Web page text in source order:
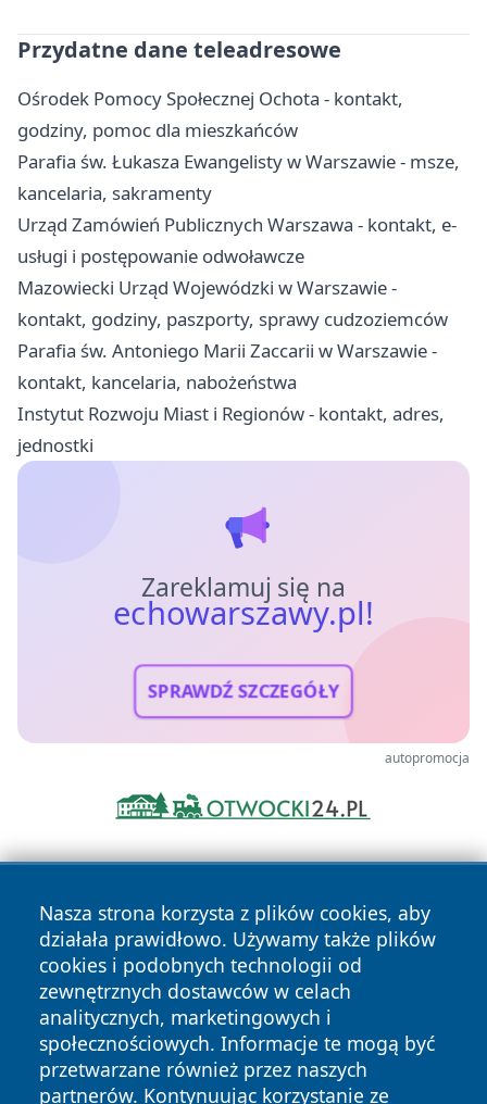
Przydatne dane teleadresowe
Ośrodek Pomocy Społecznej Ochota - kontakt,
godziny, pomoc dla mieszkańców
Parafia św. Łukasza Ewangelisty w Warszawie - msze,
kancelaria, sakramenty
Urząd Zamówień Publicznych Warszawa - kontakt, e-
usługi i postępowanie odwoławcze
Mazowiecki Urząd Wojewódzki w Warszawie -
kontakt, godziny, paszporty, sprawy cudzoziemców
Parafia św. Antoniego Marii Zaccarii w Warszawie -
kontakt, kancelaria, nabożeństwa
Instytut Rozwoju Miast i Regionów - kontakt, adres,
jednostki
Zareklamuj się na
echowarszawy.pl!
SPRAWDŹ SZCZEGÓŁY
autopromocja
Nasza strona korzysta z plików cookies, aby
działała prawidłowo. Używamy także plików
cookies i podobnych technologii od
zewnętrznych dostawców w celach
analitycznych, marketingowych i
społecznościowych. Informacje te mogą być
przetwarzane również przez naszych
partnerów. Kontynuując korzystanie ze
Copyright © 2026 echowarszawy.pl Wszystkie prawa
zastrzeżone.
Polityka Polityka